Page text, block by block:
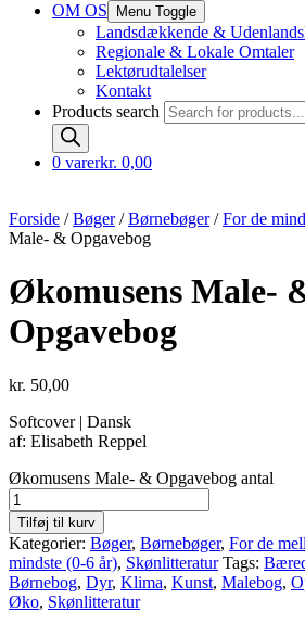
OM OS
Menu Toggle
Landsdækkende &
Regionale & Lokale Omtaler
Lektørudtalelser
Kontakt
Products search
0 varerkr. 0,00
Forside /Bøger/Børnebøger/For de
Male- & Opgavebog
Økomusens Male-
Opgavebog
kr. 50,00
Softcover | Dansk
af: Elisabeth Reppel
Økomusens Male- & Opgavebog antal
Tilføj til kurv
Kategorier: Bøger, Børnebøger, For de
mindste (0-6 år), Skønlitteratur Tags:
Børnebog, Dyr, Klima, Kunst, Malebog,
Øko, Skønlitteratur